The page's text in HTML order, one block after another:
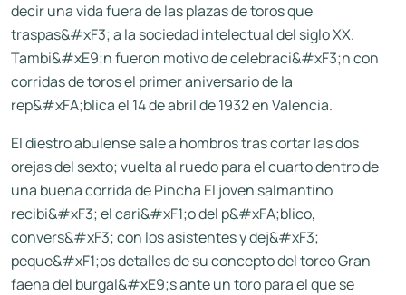
decir una vida fuera de las plazas de toros que
traspas&#xF3; a la sociedad intelectual del siglo XX.
Tambi&#xE9;n fueron motivo de celebraci&#xF3;n con
corridas de toros el primer aniversario de la
rep&#xFA;blica el 14 de abril de 1932 en Valencia.
El diestro abulense sale a hombros tras cortar las dos
orejas del sexto; vuelta al ruedo para el cuarto dentro de
una buena corrida de Pincha El joven salmantino
recibi&#xF3; el cari&#xF1;o del p&#xFA;blico,
convers&#xF3; con los asistentes y dej&#xF3;
peque&#xF1;os detalles de su concepto del toreo Gran
faena del burgal&#xE9;s ante un toro para el que se